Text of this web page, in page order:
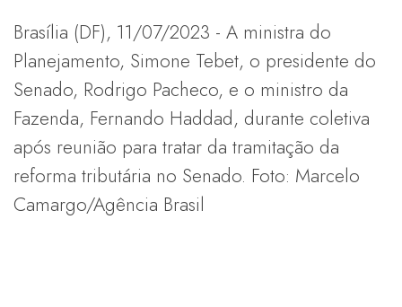
Brasília (DF), 11/07/2023 - A ministra do
Planejamento, Simone Tebet, o presidente do
Senado, Rodrigo Pacheco, e o ministro da
Fazenda, Fernando Haddad, durante coletiva
após reunião para tratar da tramitação da
reforma tributária no Senado. Foto: Marcelo
Camargo/Agência Brasil